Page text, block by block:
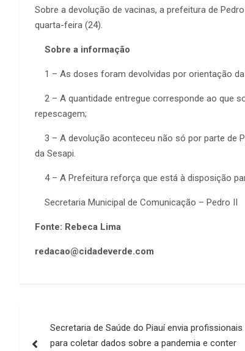
Sobre a devolução de vacinas, a prefeitura de
quarta-feira (24).
Sobre a informação
1 – As doses foram devolvidas por orientação da
2 – A quantidade entregue corresponde ao que
repescagem;
3 – A devolução aconteceu não só por parte de
da Sesapi.
4 – A Prefeitura reforça que está à disposição
Secretaria Municipal de Comunicação – Pedro II
Fonte: Rebeca Lima
redacao@cidadeverde.com
de
Secretaria de Saúde do Piauí envia profissionais
para coletar dados sobre a pandemia e conter